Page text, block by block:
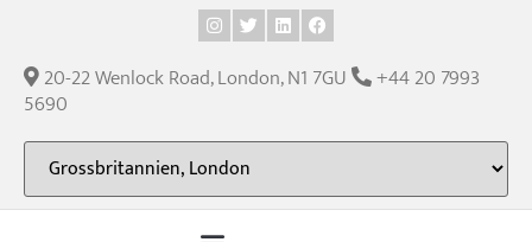
20-22 Wenlock Road, London, N1 7GU
+44 20 7993
5690